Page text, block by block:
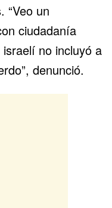
“Veo un
ciudadanía
no incluyó a
denunció.